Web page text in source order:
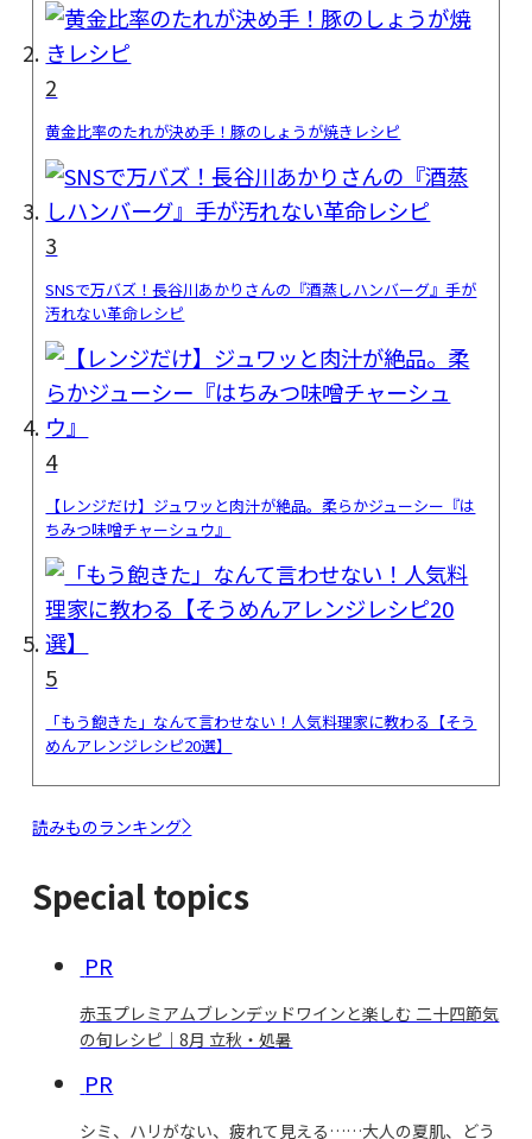
2
黄金比率のたれが決め手！豚のしょうが焼きレシピ
3
SNSで万バズ！長谷川あかりさんの『酒蒸しハンバーグ』手が
汚れない革命レシピ
4
【レンジだけ】ジュワッと肉汁が絶品。柔らかジューシー『は
ちみつ味噌チャーシュウ』
5
「もう飽きた」なんて言わせない！人気料理家に教わる【そう
めんアレンジレシピ20選】
読みものランキング
Special topics
PR
赤玉プレミアムブレンデッドワインと楽しむ 二十四節気
の旬レシピ｜8月 立秋・処暑
PR
シミ、ハリがない、疲れて見える……大人の夏肌、どう